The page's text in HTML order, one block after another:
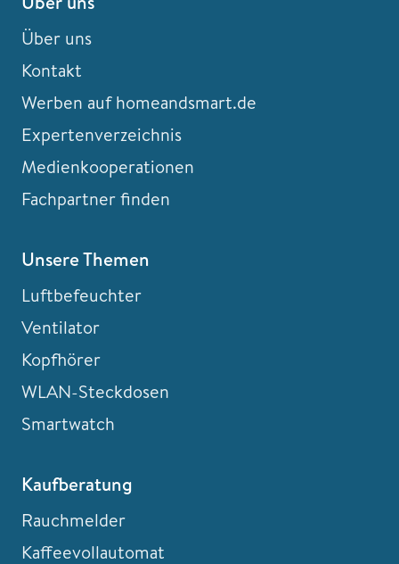
Über uns
Kontakt
Werben auf homeandsmart.de
Expertenverzeichnis
Medienkooperationen
Fachpartner finden
Unsere Themen
Luftbefeuchter
Ventilator
Kopfhörer
WLAN-Steckdosen
Smartwatch
Kaufberatung
Rauchmelder
Kaffeevollautomat